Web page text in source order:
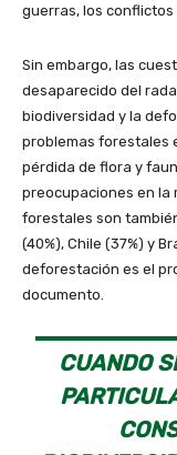
guerras, los conflictos
Sin embargo, las
desaparecido del
biodiversidad y la
problemas forestales
pérdida de flora y
preocupaciones en la
forestales son
(40%), Chile (37%) y
deforestación es el
documento.
CUANDO